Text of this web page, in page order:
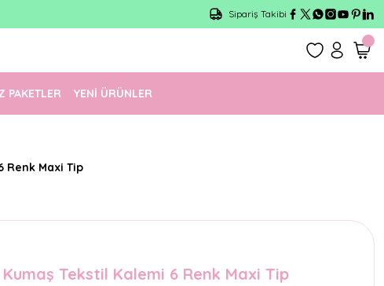
Sipariş Takibi
PAKETLER YENİ ÜRÜNLER
Renk Maxi Tip
Tekstil Kalemi 6 Renk Maxi Tip